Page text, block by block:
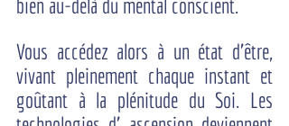
bien au-delà du mental conscient.
Vous accédez alors à un état d’être,
vivant pleinement chaque instant et
goûtant à la plénitude du Soi. Les